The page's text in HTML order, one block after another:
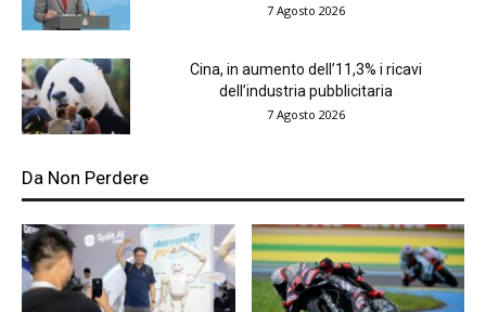
7 Agosto 2026
Cina, in aumento dell’11,3% i ricavi
dell’industria pubblicitaria
7 Agosto 2026
Da Non Perdere